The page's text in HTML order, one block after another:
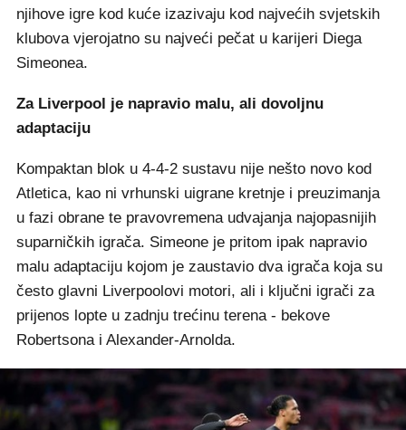
njihove igre kod kuće izazivaju kod najvećih svjetskih
klubova vjerojatno su najveći pečat u karijeri Diega
Simeonea.
Za Liverpool je napravio malu, ali dovoljnu
adaptaciju
Kompaktan blok u 4-4-2 sustavu nije nešto novo kod
Atletica, kao ni vrhunski uigrane kretnje i preuzimanja
u fazi obrane te pravovremena udvajanja najopasnijih
suparničkih igrača. Simeone je pritom ipak napravio
malu adaptaciju kojom je zaustavio dva igrača koja su
često glavni Liverpoolovi motori, ali i ključni igrači za
prijenos lopte u zadnju trećinu terena - bekove
Robertsona i Alexander-Arnolda.